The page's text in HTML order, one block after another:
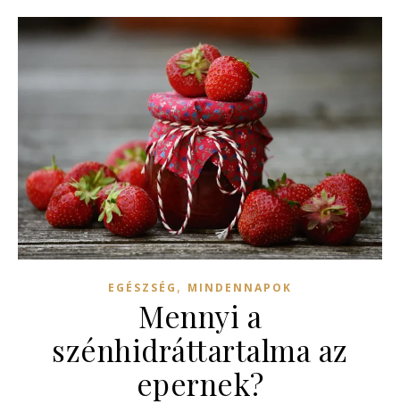
EGÉSZSÉG , MINDENNAPOK
Mennyi a
szénhidráttartalma az
epernek?